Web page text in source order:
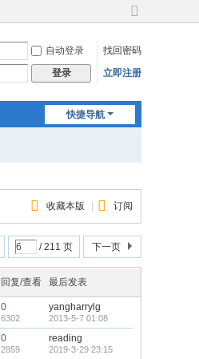
切
到
宽
自动登录
找回密码
登录 立即注册
快捷导航
收藏本版 订阅
/ 211 页 下一页
回复/查看 最后发表
0
6302
yangharrylg
2013-5-7 01:08
0
2859
reading
2019-3-29 23:15